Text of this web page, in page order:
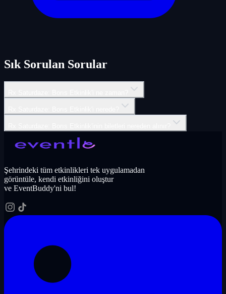
Sık Sorulan Sorular
Şehrindeki tüm etkinlikleri tek uygulamadan
görüntüle, kendi etkinliğini oluştur
ve EventBuddy'ni bul!